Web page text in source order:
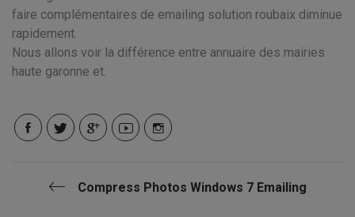
faire complémentaires de emailing solution roubaix diminue
rapidement.
Nous allons voir la différence entre annuaire des mairies
haute garonne et.
Compress Photos Windows 7 Emailing